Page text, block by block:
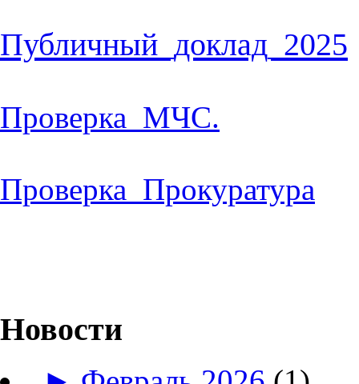
Публичный_доклад_2025
Проверка_МЧС.
Проверка_Прокуратура
Новости